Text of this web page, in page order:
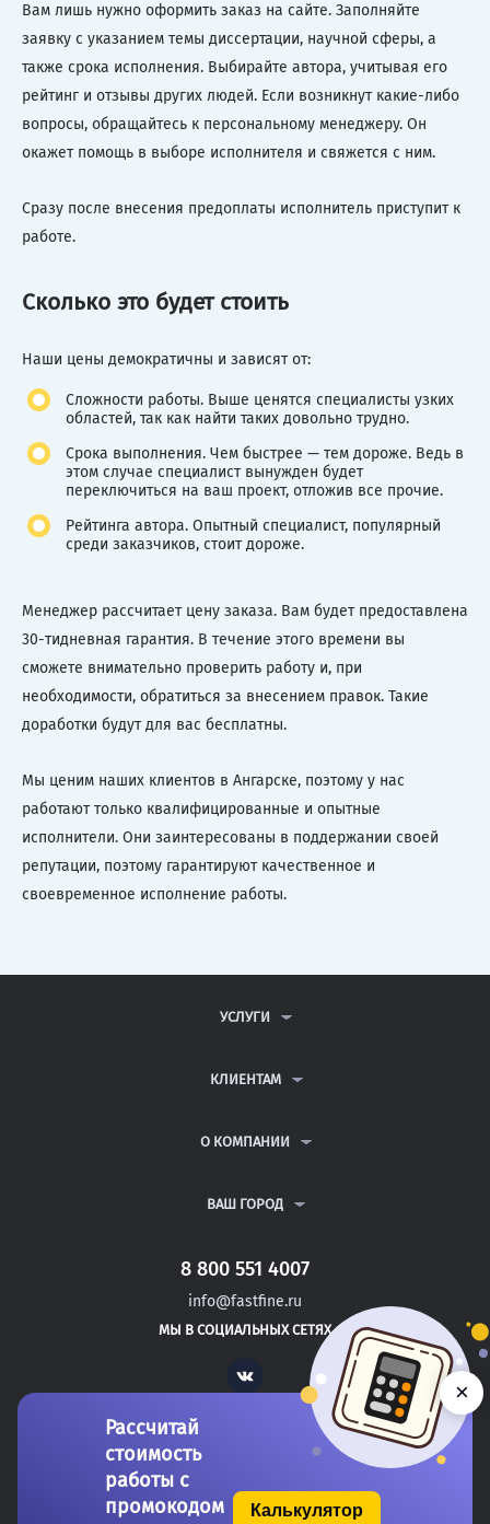
Вам лишь нужно оформить заказ на сайте. Заполняйте
заявку с указанием темы диссертации, научной сферы, а
также срока исполнения. Выбирайте автора, учитывая его
рейтинг и отзывы других людей. Если возникнут какие-либо
вопросы, обращайтесь к персональному менеджеру. Он
окажет помощь в выборе исполнителя и свяжется с ним.
Сразу после внесения предоплаты исполнитель приступит к
работе.
Сколько это будет стоить
Наши цены демократичны и зависят от:
Сложности работы. Выше ценятся специалисты узких
областей, так как найти таких довольно трудно.
Срока выполнения. Чем быстрее — тем дороже. Ведь в
этом случае специалист вынужден будет
переключиться на ваш проект, отложив все прочие.
Рейтинга автора. Опытный специалист, популярный
среди заказчиков, стоит дороже.
Менеджер рассчитает цену заказа. Вам будет предоставлена
30-тидневная гарантия. В течение этого времени вы
сможете внимательно проверить работу и, при
необходимости, обратиться за внесением правок. Такие
доработки будут для вас бесплатны.
Мы ценим наших клиентов в Ангарске, поэтому у нас
работают только квалифицированные и опытные
исполнители. Они заинтересованы в поддержании своей
репутации, поэтому гарантируют качественное и
своевременное исполнение работы.
УСЛУГИ
ДИПЛОМНЫЕ РАБОТЫ
РЕФЕРАТЫ
КЛИЕНТАМ
ВОПРОСЫ И ОТВЕТЫ
ПОЛИТИКА КОНФИДЕНЦИАЛЬНОСТИ
О КОМПАНИИ
КОНТАКТЫ
ВАШ ГОРОД
САНКТ-ПЕТЕРБУРГ
АРЗАМАС
АРМАВИР
8 800 551 4007
info@fastfine.ru
МЫ В СОЦИАЛЬНЫХ СЕТЯХ
Vk
Рассчитай
стоимость
работы с
промокодом
Калькулятор
×